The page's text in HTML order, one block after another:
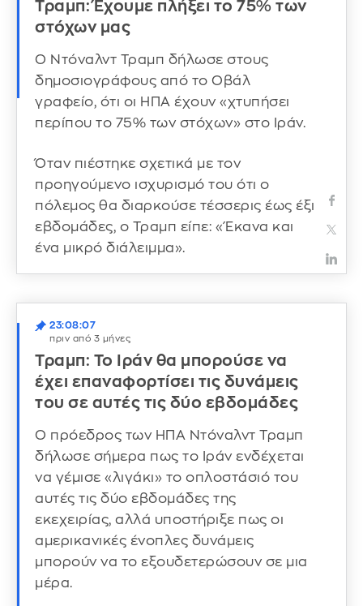
Τραμπ: Έχουμε πλήξει το 75% των
στόχων μας
Ο Ντόναλντ Τραμπ δήλωσε στους
δημοσιογράφους από το Οβάλ
γραφείο, ότι οι ΗΠΑ έχουν «χτυπήσει
περίπου το 75% των στόχων» στο Ιράν.
Όταν πιέστηκε σχετικά με τον
προηγούμενο ισχυρισμό του ότι ο
πόλεμος θα διαρκούσε τέσσερις έως έξι
εβδομάδες, ο Τραμπ είπε: «Έκανα και
ένα μικρό διάλειμμα».
23:08:07
πριν από 3 μήνες
Τραμπ: Το Ιράν θα μπορούσε να
έχει επαναφορτίσει τις δυνάμεις
του σε αυτές τις δύο εβδομάδες
Ο πρόεδρος των ΗΠΑ Ντόναλντ Τραμπ
δήλωσε σήμερα πως το Ιράν ενδέχεται
να γέμισε «λιγάκι» το οπλοστάσιό του
αυτές τις δύο εβδομάδες της
εκεχειρίας, αλλά υποστήριξε πως οι
αμερικανικές ένοπλες δυνάμεις
μπορούν να το εξουδετερώσουν σε μια
μέρα.